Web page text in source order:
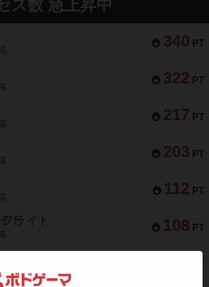
ス数 急上昇中
340 PT
322 PT
217 PT
203 PT
112 PT
108 PT
ライト
PT